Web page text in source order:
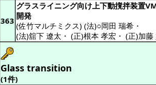
363
グラスライニング向け上下動撹拌装置
開発
(佐竹マルチミクス) (法)○岡田 瑞希 ・
(法)舘下 遼太 ・ (正)根本 孝宏 ・ (正)加藤
Glass transition
(1件)